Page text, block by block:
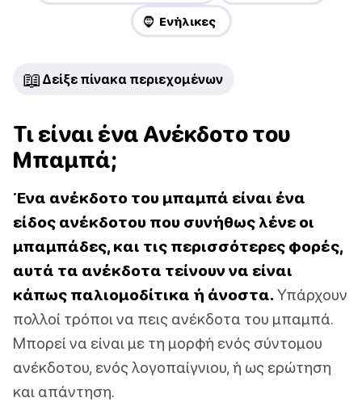
🧔 Ενήλικες
📖 Δείξε πίνακα περιεχομένων
Τι είναι ένα Ανέκδοτο του
Μπαμπά;
Ένα ανέκδοτο του μπαμπά είναι ένα
είδος ανέκδοτου που συνήθως λένε οι
μπαμπάδες, και τις περισσότερες φορές,
αυτά τα ανέκδοτα τείνουν να είναι
κάπως παλιομοδίτικα ή άνοστα. Υπάρχουν
πολλοί τρόποι να πεις ανέκδοτα του μπαμπά.
Μπορεί να είναι με τη μορφή ενός σύντομου
ανέκδοτου, ενός λογοπαίγνιου, ή ως ερώτηση
και απάντηση.